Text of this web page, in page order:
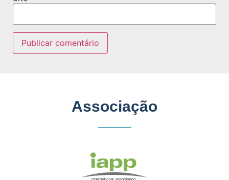
Associação